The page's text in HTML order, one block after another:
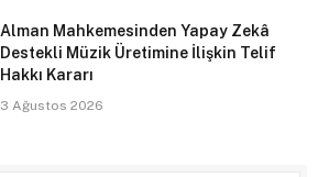
Alman Mahkemesinden Yapay Zekâ
Destekli Müzik Üretimine İlişkin Telif
Hakkı Kararı
3 Ağustos 2026